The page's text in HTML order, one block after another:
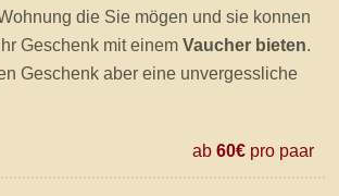
die Sie mögen und sie konnen
Ihr Geschenk mit einemVaucher bieten.
Geschenk aber eine unvergessliche
ab 60€pro paar